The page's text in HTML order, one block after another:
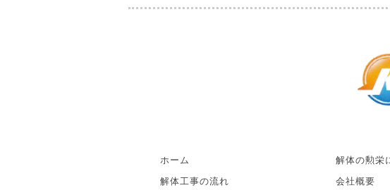
ホーム 解体の勲栄
解体工事の流れ
会社概要